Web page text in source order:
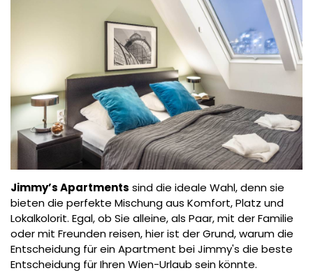
Jimmy’s Apartments sind die ideale Wahl, denn sie
bieten die perfekte Mischung aus Komfort, Platz und
Lokalkolorit. Egal, ob Sie alleine, als Paar, mit der Familie
oder mit Freunden reisen, hier ist der Grund, warum die
Entscheidung für ein Apartment bei Jimmy's die beste
Entscheidung für Ihren Wien-Urlaub sein könnte.